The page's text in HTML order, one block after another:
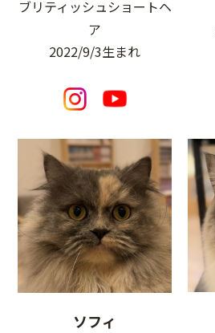
ブリティッシュショートヘ
ア
2022/9/3生まれ
ソフィ